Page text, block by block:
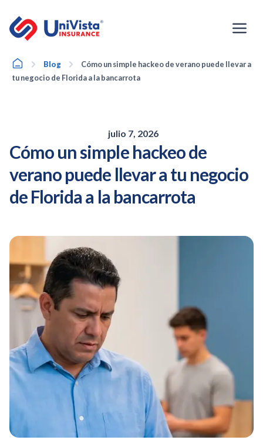
contenido
HomeBlog
Cómo un simple hackeo de verano puede llevar a
tu negocio de Florida a la bancarrota
julio 7, 2026
Cómo un simple hackeo de
verano puede llevar a tu negocio
de Florida a la bancarrota